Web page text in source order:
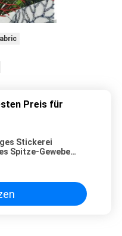
Preis für
Stickerei
Spitze-Gewebe